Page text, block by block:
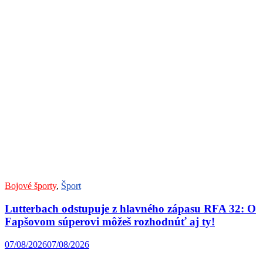
Bojové športy, Šport
Lutterbach odstupuje z hlavného zápasu RFA 32: O
Fapšovom súperovi môžeš rozhodnúť aj ty!
07/08/202607/08/2026